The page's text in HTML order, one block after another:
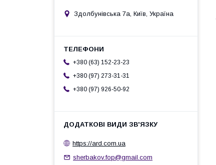
Здолбунівська 7а, Київ, Україна
+380 (63) 152-23-23
+380 (97) 273-31-31
+380 (97) 926-50-92
https://ard.com.ua
sherbakov.fop@gmail.com